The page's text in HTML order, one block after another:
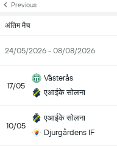
Previous
अंतिम मैच
24/05/2026 - 08/08/2026
17/05
Västerås
एआईके सोलना
10/05
एआईके सोलना
Djurgårdens IF